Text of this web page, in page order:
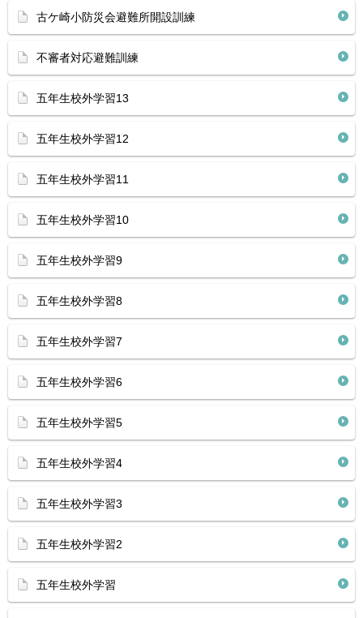
古ケ崎小防災会避難所開設訓練
不審者対応避難訓練
五年生校外学習13
五年生校外学習12
五年生校外学習11
五年生校外学習10
五年生校外学習9
五年生校外学習8
五年生校外学習7
五年生校外学習6
五年生校外学習5
五年生校外学習4
五年生校外学習3
五年生校外学習2
五年生校外学習